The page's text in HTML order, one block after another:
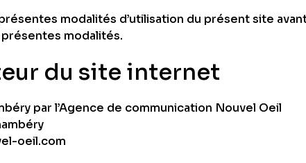
modalités d’utilisation du présent site
modalités.
du site internet
par l’Agence de communication Nouvel Oeil
oeil.com